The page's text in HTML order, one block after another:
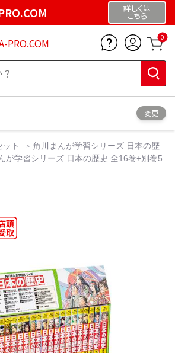
詳しくは
こちら
PRO.COM 0
変更
ット
角川まんが学習シリーズ 日本の歴
が学習シリーズ 日本の歴史 全16巻+別巻5